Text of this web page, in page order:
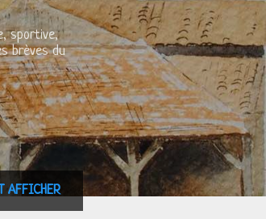
sportive,
brèves du
AFFICHER